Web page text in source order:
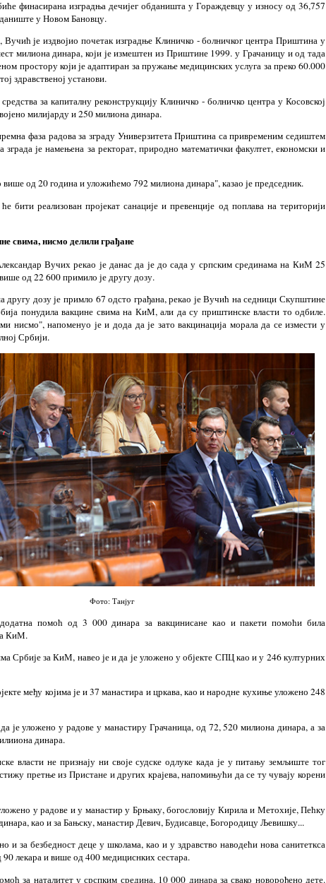
финасирана изградња дечијег обданишта у Гораждевцу у износу од 36,757
у Новом Бановцу.
Вучић је издвојио почетак изградње Клиничко - болничког центра Приштина у
милиона динара, који је измештен из Приштине 1999. у Грачаницу и од тада
простору који је адаптиран за пружање медицинских услуга за преко 60.000
здравственој установи.
за капиталну реконструкцију Клиничко - болничко центра у Косовској
милијарду и 250 милиона динара.
фаза радова за зграду Универзитета Приштина са привременим седиштем
је намењена за ректорат, природно математички факултет, економски и
више од 20 година и уложићемо 792 милиона динара", казао је председник.
бити реализован пројекат санације и превенције од поплава на територији
свима, нисмо делили грађане
Вучих рекао је данас да је до сада у српским срединама на КиМ 25
од 22 600 примило је другу дозу.
другу дозу је примло 67 одсто грађана, рекао је Вучић на седници Скупштине
понудила вакцине свима на КиМ, али да су приштинске власти то одбиле.
нисмо", напоменуо је и дода да је зато вакцинација морала да се измести у
Србији.
Фото: Танјуг
помоћ од 3 000 динара за вакцинисане као и пакети помоћи била
КиМ.
Србије за КиМ, навео је и да је уложено у објекте СПЦ као и у 246 културних
међу којима је и 37 манастира и цркава, као и народне кухиње уложено 248
је уложено у радове у манастиру Грачаница, од 72, 520 милиона динара, а за
динара.
власти не признају ни своје судске одлуке када је у питању земљиште тог
претње из Пристане и других крајева, напомињући да се ту чувају корени
у радове и у манастир у Брњаку, богословију Кирила и Метохије, Пећку
као и за Бањску, манастир Девич, Будисавце, Богородицу Љевишку...
и за безбедност деце у школама, као и у здравство наводећи нова санитеткса
90 лекара и више од 400 медициснких сестара.
за наталитет у срспким средина, 10 000 динара за свако новорођено дете.